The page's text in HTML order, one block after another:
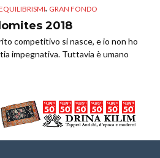
, GRAN FONDO
2018
competitivo si nasce, e io non ho
impegnativa. Tuttavia è umano